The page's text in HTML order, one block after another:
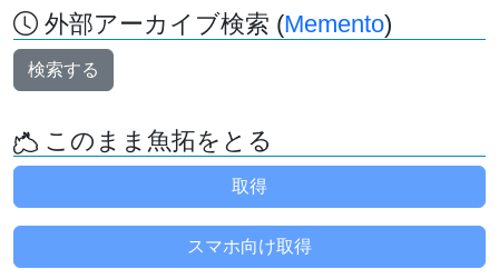
外部アーカイブ検索 (Memento)
検索する
このまま魚拓をとる